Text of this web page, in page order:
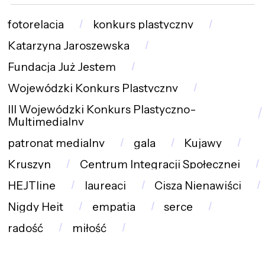
fotorelacja
konkurs plastyczny
Katarzyna Jaroszewska
Fundacja Już Jestem
Wojewódzki Konkurs Plastyczny
III Wojewódzki Konkurs Plastyczno-
Multimedialny
patronat medialny
gala
Kujawy
Kruszyn
Centrum Integracji Społecznej
HEJTline
laureaci
Cisza Nienawiści
Nigdy Hejt
empatia
serce
radość
miłość